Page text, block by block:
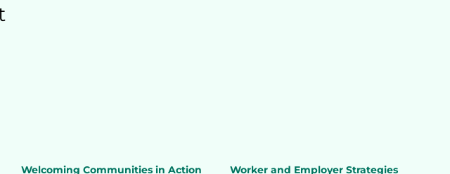
Welcoming Communities in Action Worker and Employer Strategies